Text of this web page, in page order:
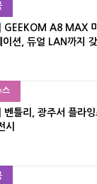
GEEKOM A8 MAX
이션, 듀얼 LAN까지
스
벤틀리, 광주서 플라
시